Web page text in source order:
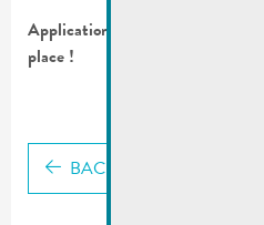
Application du régime
place !
BACK